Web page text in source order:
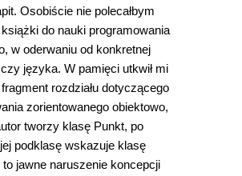
Osobiście nie polecałbym
do nauki programowania
w oderwaniu od konkretnej
języka. W pamięci utkwił mi
rozdziału dotyczącego
zorientowanego obiektowo,
tworzy klasę Punkt, po
podklasę wskazuje klasę
to jawne naruszenie koncepcji